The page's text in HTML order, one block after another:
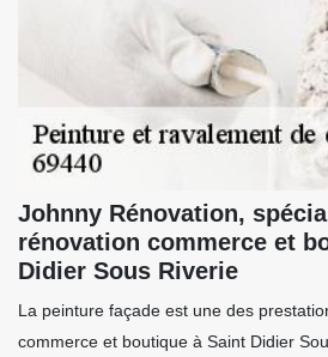
Johnny Rénovation,
rénovation commerce et
Didier Sous Riverie
La peinture façade est une des
commerce et boutique à Saint Didier